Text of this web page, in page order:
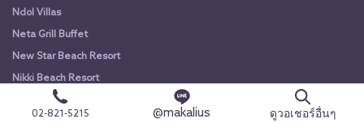
Ndol Villas
Neta Grill Buffet
New Star Beach Resort
Nikki Beach Resort
Noah Cruise Bangkok
02-821-5215 @makalius ดูวอเชอร์อื่นๆ